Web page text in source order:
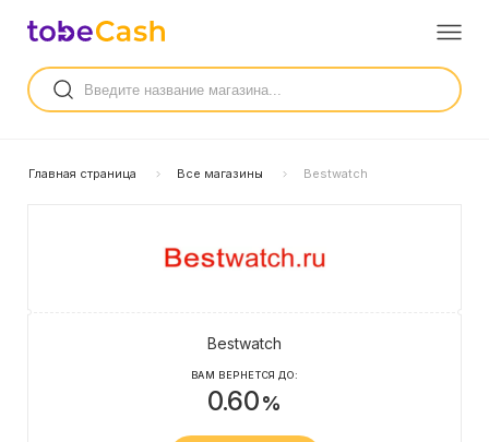
Главная страница Все магазины Bestwatch
Bestwatch
ВАМ ВЕРНЕТСЯ ДО:
0.60%